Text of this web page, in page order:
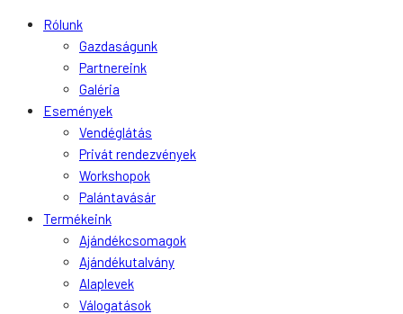
Rólunk
Gazdaságunk
Partnereink
Galéria
Események
Vendéglátás
Privát rendezvények
Workshopok
Palántavásár
Termékeink
Ajándékcsomagok
Ajándékutalvány
Alaplevek
Válogatások